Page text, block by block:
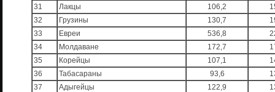
31
Лакцы 106,2
32
Грузины 130,7
33
Евреи 536,8
34
Молдаване 172,7
35
Корейцы 107,1
36
Табасараны 93,6
37
Адыгейцы 122,9